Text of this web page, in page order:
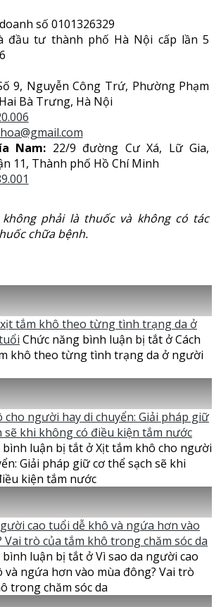
số 0101326329
đầu tư thành phố Hà Nội cấp lần 5
9, Nguyễn Công Trứ, Phường Phạm
Bà Trưng, Hà Nội
Nam: 22/9 đường Cư Xá, Lữ Gia,
11, Thành phố Hồ Chí Minh
không phải là thuốc và không có tác
chữa bệnh.
xịt tắm khô theo từng tình trạng da ở
Chức năng bình luận bị tắt ở Cách
khô theo từng tình trạng da ở người
cho người hay di chuyển: Giải pháp giữ
sẽ khi không có điều kiện tắm nước
bình luận bị tắt ở Xịt tắm khô cho người
Giải pháp giữ cơ thể sạch sẽ khi
kiện tắm nước
cao tuổi dễ khô và ngứa hơn vào
Vai trò của tắm khô trong chăm sóc da
bình luận bị tắt ở Vì sao da người cao
và ngứa hơn vào mùa đông? Vai trò
trong chăm sóc da